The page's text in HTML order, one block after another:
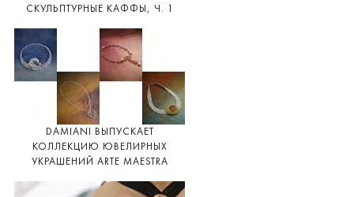
СКУЛЬПТУРНЫЕ КАФФЫ, Ч. 1
DAMIANI ВЫПУСКАЕТ
КОЛЛЕКЦИЮ ЮВЕЛИРНЫХ
УКРАШЕНИЙ ARTE MAESTRA